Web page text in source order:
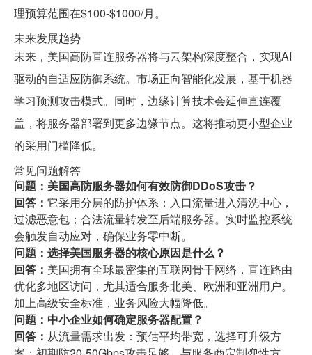
理预算范围在$100-$1000/月。
未来发展趋势
未来，美国高防直连服务器将与云架构深度整合，实现AI
驱动的自适应防御系统。市场正向智能化发展，基于机器
学习预测攻击模式。同时，边缘计算技术会延伸直连覆
盖，将服务器部署到更多边缘节点。这将推动更小型企业
的采用门槛降低。
常见问题解答
问题：美国高防服务器如何有效防御DDoS攻击？
回答： 它采用分层的防护体系：入口流量进入清洗中心，
过滤恶意包；合法流量转发至后端服务器。实时监控系统
会触发自动应对，确保业务零中断。
问题：选择美国服务器的核心原因是什么？
回答： 美国拥有全球最密集的互联网骨干网络，直连路由
优化多地区访问，尤其适合服务北美、欧洲和亚洲用户。
加上高级安全标准，业务风险大幅降低。
问题：中小企业如何确定服务器配置？
回答： 从流量需求出发：预估平均带宽，选择可升级方